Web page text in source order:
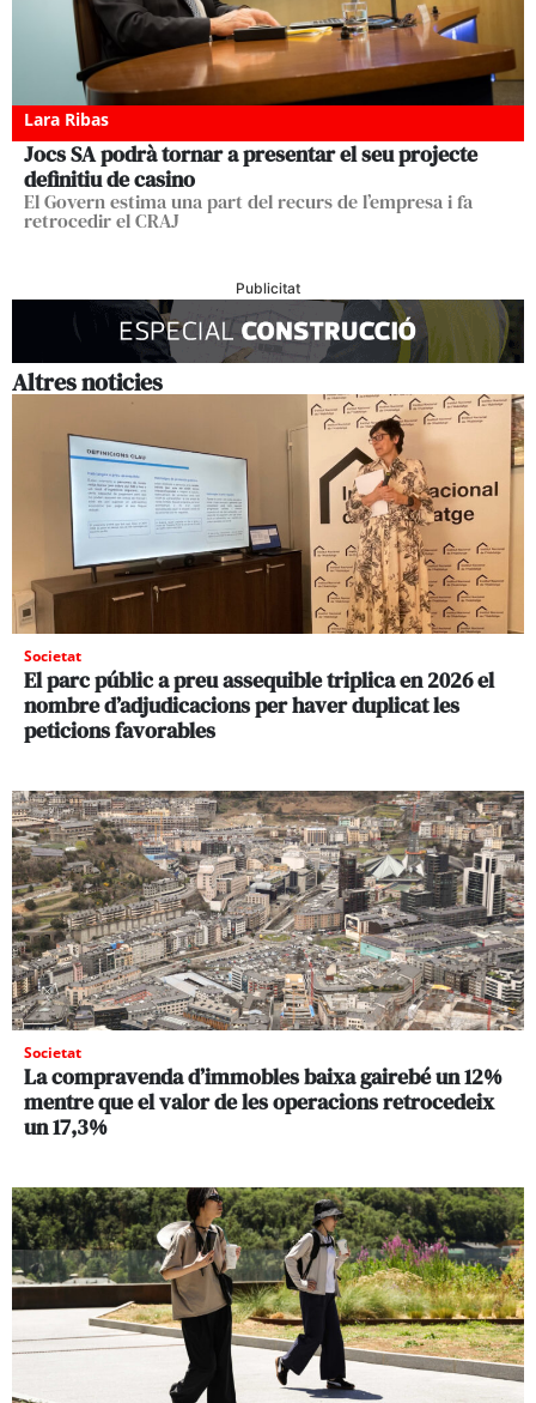
Lara Ribas
Jocs SA podrà tornar a presentar el seu projecte
definitiu de casino
El Govern estima una part del recurs de l’empresa i fa
retrocedir el CRAJ
Publicitat
Altres noticies
Societat
El parc públic a preu assequible triplica en 2026 el
nombre d’adjudicacions per haver duplicat les
peticions favorables
Societat
La compravenda d’immobles baixa gairebé un 12%
mentre que el valor de les operacions retrocedeix
un 17,3%